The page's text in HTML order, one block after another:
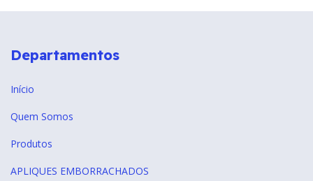
Departamentos
Início
Quem Somos
Produtos
APLIQUES EMBORRACHADOS